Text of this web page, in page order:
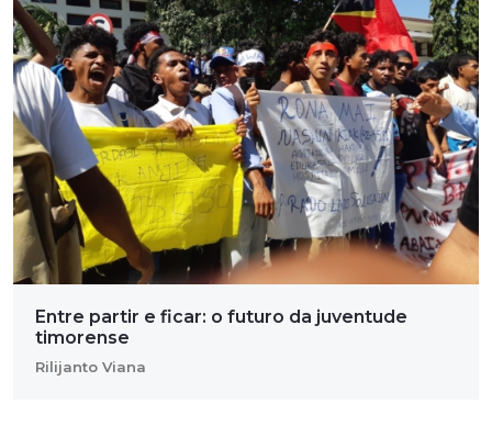
Entre partir e ficar: o futuro da juventude
timorense
Rilijanto Viana